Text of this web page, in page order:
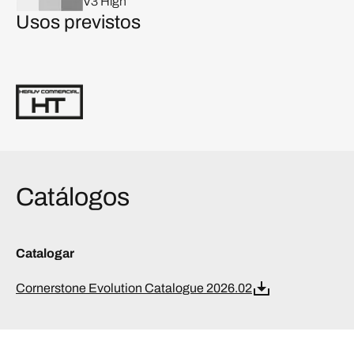
Usos previstos
Catálogos
Catalogar
Cornerstone Evolution Catalogue 2026.02